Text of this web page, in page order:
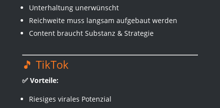
Unterhaltung unerwünscht
Reichweite muss langsam aufgebaut werden
Content braucht Substanz & Strategie
🎵 TikTok
✅ Vorteile:
Riesiges virales Potenzial